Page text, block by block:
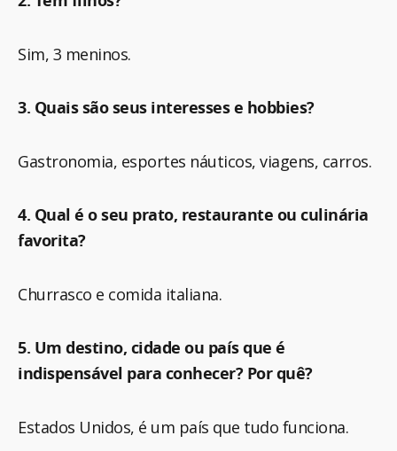
Sim, 3 meninos.
3. Quais são seus interesses e hobbies?
Gastronomia, esportes náuticos, viagens, carros.
4. Qual é o seu prato, restaurante ou culinária
favorita?
Churrasco e comida italiana.
5. Um destino, cidade ou país que é
indispensável para conhecer? Por quê?
Estados Unidos, é um país que tudo funciona.